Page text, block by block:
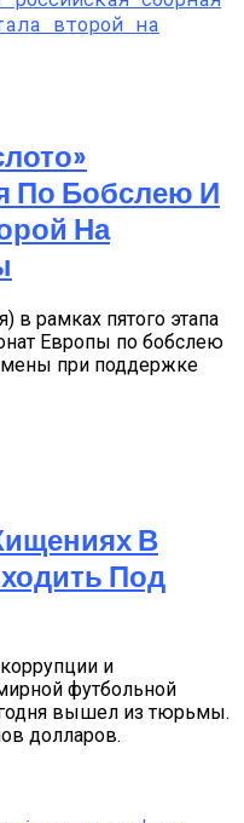
По Бобслею И
На
в рамках пятого этапа
Европы по бобслею
при поддержке
В
Под
и
футбольной
вышел из тюрьмы.
долларов.